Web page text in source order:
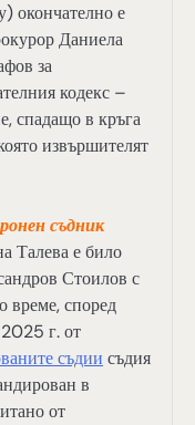
окончателно е
Даниела
за
кодекс –
спадащо в кръга
извършителят
съдник
Талева е било
Стоилов с
време, според
г. от
съдии съдия
в
от